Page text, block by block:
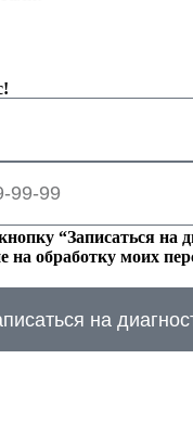
“Записаться на
на обработку моих
на